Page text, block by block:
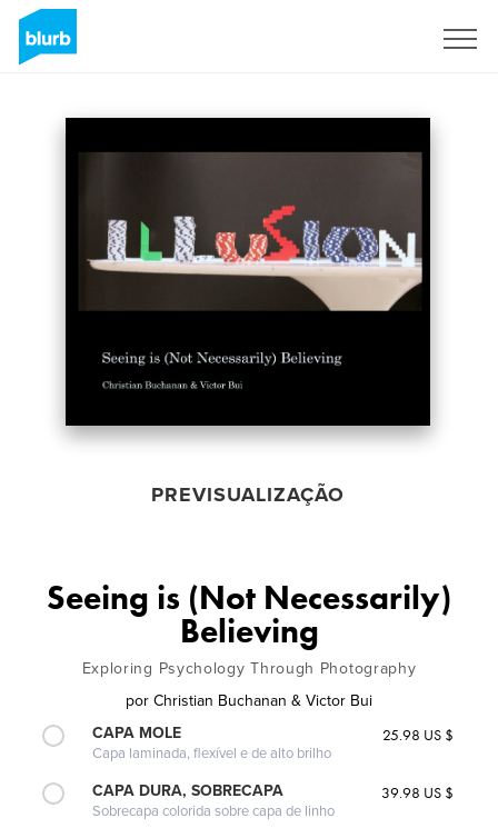
PREVISUALIZAÇÃO
Seeing is (Not Necessarily)
Believing
Exploring Psychology Through Photography
por Christian Buchanan & Victor Bui
CAPA MOLE
Capa laminada, flexível e de alto brilho
25.98 US $
CAPA DURA, SOBRECAPA
Sobrecapa colorida sobre capa de linho
39.98 US $